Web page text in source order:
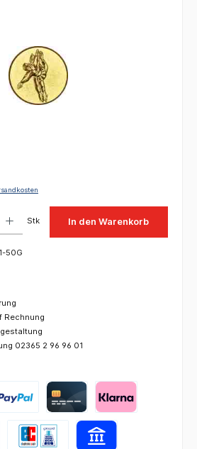
Stk In den Warenkorb
50G
Rechnung
02365 2 96 96 01